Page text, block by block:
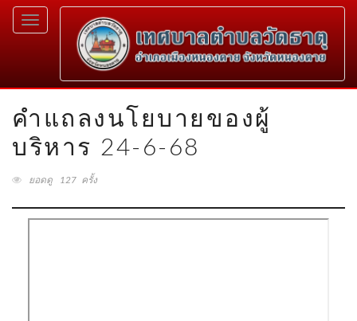
Toggle
navigation
คำแถลงนโยบายของผู้
บริหาร 24-6-68
ยอดดู 127 ครั้ง